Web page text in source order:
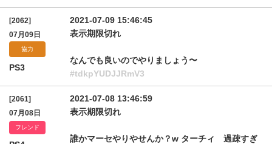
[2062]
07月09日
協力
PS3
2021-07-09 15:46:45
表示期限切れ
なんでも良いのでやりましょう〜
#tdkpYUDJJRmV3
[2061]
07月08日
フレンド
2021-07-08 13:46:59
表示期限切れ
誰かマーセやりやせんか？w ターチィ 過疎すぎ